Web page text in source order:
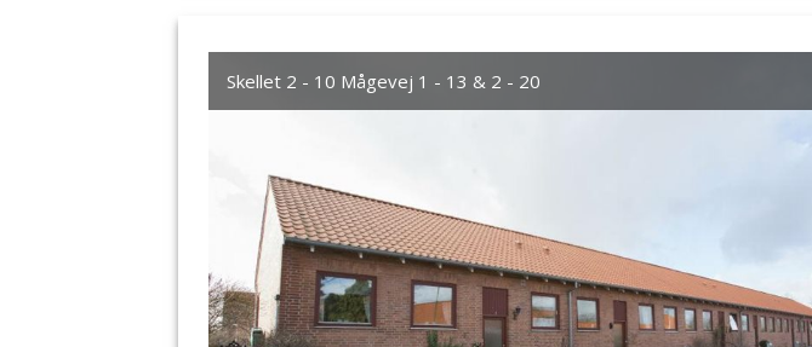
Skellet 2 - 10 Mågevej 1 - 13 & 2 - 20